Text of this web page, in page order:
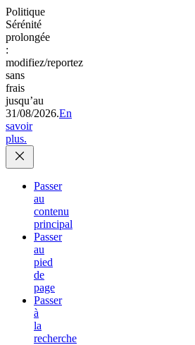
Politique
Sérénité
prolongée
:
modifiez/reportez
sans
frais
jusqu’au
31/08/2026.En
savoir
plus.
Passer
au
contenu
principal
Passer
au
pied
de
page
Passer
à
la
recherche